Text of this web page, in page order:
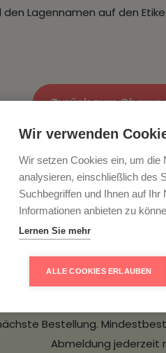
Lagennamen auf den
Zurück zum
Verpassen Sie keine Angebote
ein. Als Dankeschön
Bestellung.
Abmeldung jederzeit
Wir verwenden
Wir setzen Cookies ein, um die
analysieren, einschließlich des
Suchbegriffen und Ihnen auf
Informationen anbieten zu
Lernen Sie mehr
ALLE COOKIES ERLAUBEN